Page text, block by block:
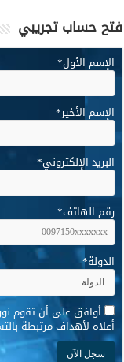
فتح حساب تجريبي
الإسم الأول*
الإسم الأخير*
البريد الإلكتروني*
رقم الهاتف*
الدولة*
* أوافق على أن تقوم
أعلاه لأهداف مرتبطة